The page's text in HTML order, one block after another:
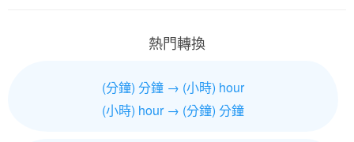
熱門轉換
(分鐘) 分鐘 → (小時) hour
(小時) hour → (分鐘) 分鐘